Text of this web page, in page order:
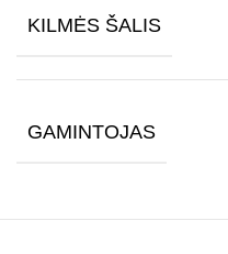
KILMĖS ŠALIS
GAMINTOJAS